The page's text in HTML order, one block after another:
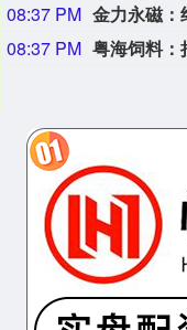
08:37 PM
08:37 PM